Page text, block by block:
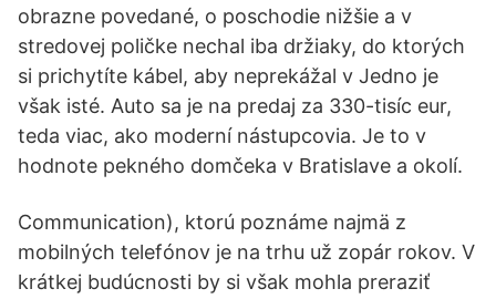
obrazne povedané, o poschodie nižšie a v
stredovej poličke nechal iba držiaky, do ktorých
si prichytíte kábel, aby neprekážal v Jedno je
však isté. Auto sa je na predaj za 330-tisíc eur,
teda viac, ako moderní nástupcovia. Je to v
hodnote pekného domčeka v Bratislave a okolí.
Communication), ktorú poznáme najmä z
mobilných telefónov je na trhu už zopár rokov. V
krátkej budúcnosti by si však mohla preraziť